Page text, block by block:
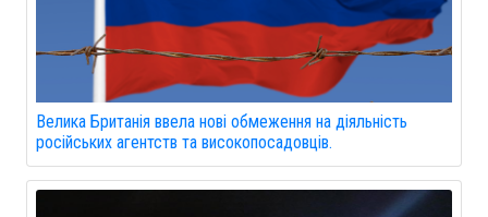
Велика Британія ввела нові обмеження на діяльність
російських агентств та високопосадовців.